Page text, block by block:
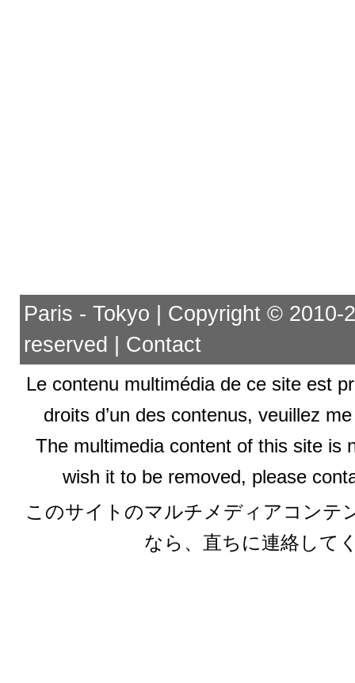
Paris - Tokyo | Copyright ©
reserved | Contact
Le contenu multimédia de ce site est
droits d’un des contenus, veuillez
The multimedia content of this site is
wish it to be removed, please
このサイトのマルチメディアコンテ
なら、直ちに連絡して